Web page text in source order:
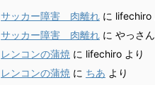
サッカー障害 肉離れ に lifechiro
サッカー障害 肉離れ に やっさん
レンコンの蒲焼 に lifechiro より
レンコンの蒲焼 に ちあ より